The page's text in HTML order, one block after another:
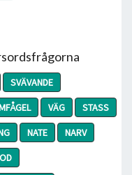
SVÄVANDE
VÄG
STASS
NATE
NARV